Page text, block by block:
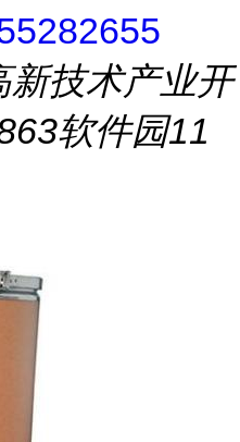
新技术产业开
软件园11